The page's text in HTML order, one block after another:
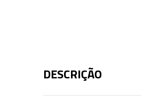
DESCRIÇÃO